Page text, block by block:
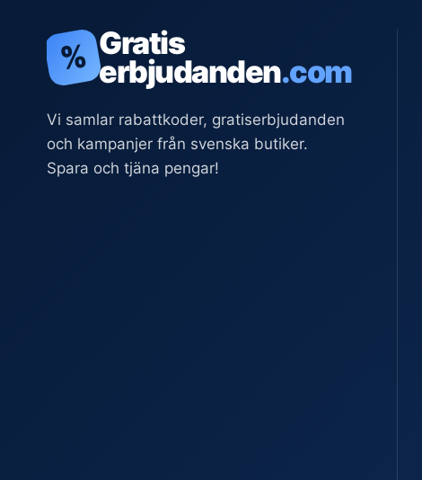
% Gratis
erbjudanden.com
Vi samlar rabattkoder, gratiserbjudanden
och kampanjer från svenska butiker.
Spara och tjäna pengar!